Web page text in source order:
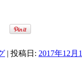
| 投稿日: 2017年12月